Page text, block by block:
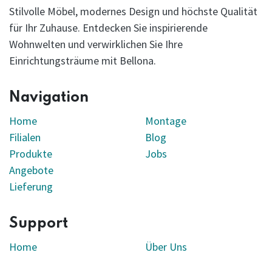
Stilvolle Möbel, modernes Design und höchste Qualität
für Ihr Zuhause. Entdecken Sie inspirierende
Wohnwelten und verwirklichen Sie Ihre
Einrichtungsträume mit Bellona.
Navigation
Home
Filialen
Produkte
Angebote
Lieferung
Montage
Blog
Jobs
Support
Home
Über Uns